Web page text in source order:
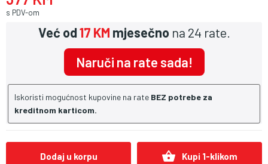
s PDV-om
Već od17 KM mjesečno na 24 rate.
Naruči na rate sada!
Iskoristi mogućnost kupovine na rate BEZ potrebe za
kreditnom karticom.
Dodaj u korpu shopping_basket Kupi 1-klikom